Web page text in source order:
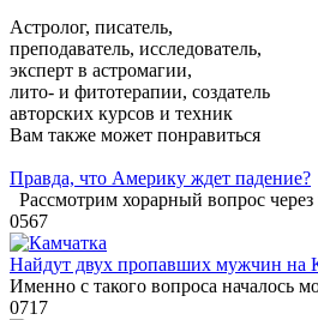
Астролог, писатель,
преподаватель, исследователь,
эксперт в астромагии,
лито- и фитотерапии, создатель
авторских курсов и техник
Вам также может понравиться
Правда, что Америку ждет падение?
Рассмотрим хорарный вопрос
0567
Найдут двух пропавших мужчин на
Именно с такого вопроса началось
0717